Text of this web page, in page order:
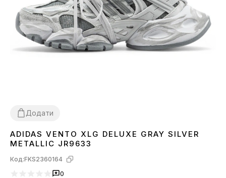
Додати
36 3738 39 4041
ADIDAS VENTO XLG DELUXE GRAY SILVER
METALLIC JR9633
Код:FKS2360164
0